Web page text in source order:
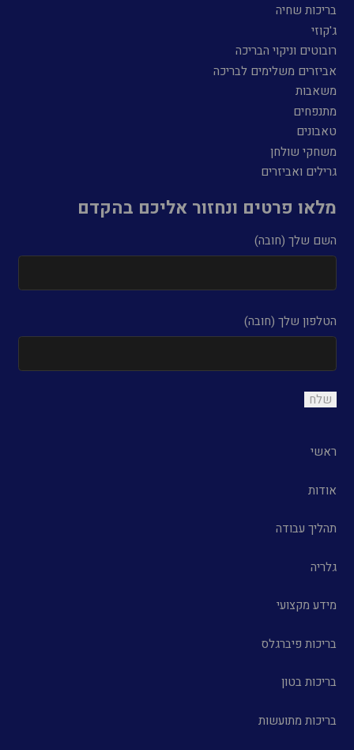
בריכות שחיה
ג'קוזי
רובוטים וניקוי הבריכה
אביזרים משלימים לבריכה
משאבות
מתנפחים
טאבונים
משחקי שולחן
גרילים ואביזרים
מלאו פרטים ונחזור אליכם בהקדם
השם שלך (חובה)
הטלפון שלך (חובה)
ראשי
אודות
תהליך עבודה
גלריה
מידע מקצועי
בריכות פיברגלס
בריכות בטון
בריכות מתועשות